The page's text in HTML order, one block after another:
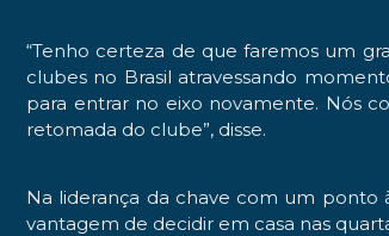
“Tenho certeza de que faremos um
clubes no Brasil atravessando
para entrar no eixo novamente. Nós
retomada do clube”, disse.
Na liderança da chave com um ponto
vantagem de decidir em casa nas